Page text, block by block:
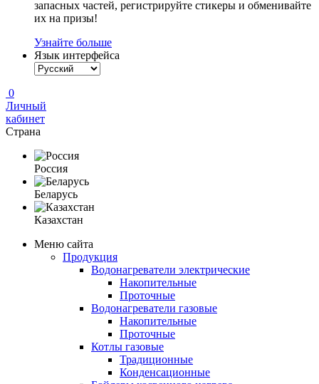
запасных частей, регистрируйте стикеры и обменивайте
их на призы!
Узнайте больше
Язык интерфейса
0
Личный
кабинет
Страна
Россия
Беларусь
Казахстан
Меню сайта
Продукция
Водонагреватели электрические
Накопительные
Проточные
Водонагреватели газовые
Накопительные
Проточные
Котлы газовые
Традиционные
Конденсационные